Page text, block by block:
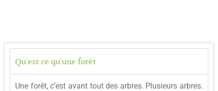
Qu'est ce qu'une forêt
Une forêt, c’est avant tout des arbres. Plusieurs arbres.